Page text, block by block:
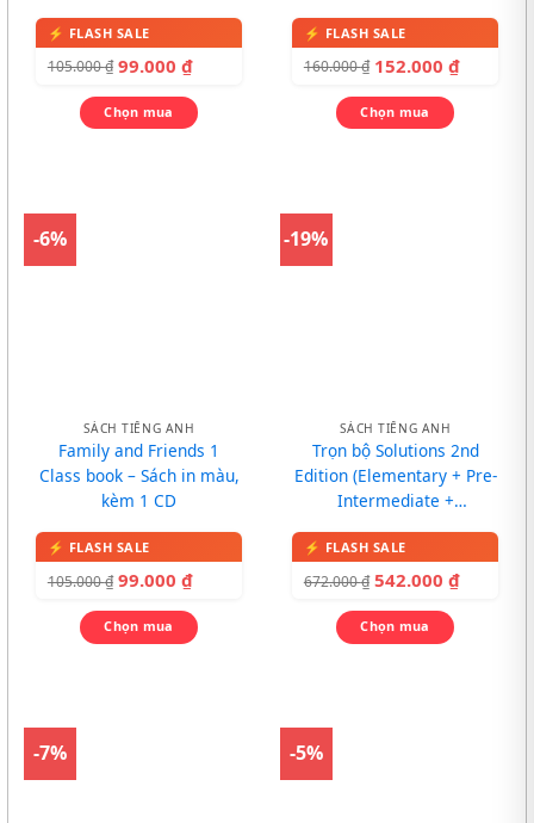
105.000₫ 99.000 ₫
Chọn mua
160.000₫ 152.000 ₫
Chọn mua
-6%
SÁCH TIẾNG ANH
Family and Friends 1
Class book – Sách in màu,
kèm 1 CD
105.000₫ 99.000 ₫
Chọn mua
-19%
SÁCH TIẾNG ANH
Trọn bộ Solutions 2nd
Edition (Elementary + Pre-
Intermediate +
672.000₫ 542.000 ₫
Chọn mua
-7% -5%